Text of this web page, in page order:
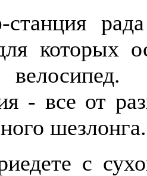
которых
- все от
шезлонга.
с